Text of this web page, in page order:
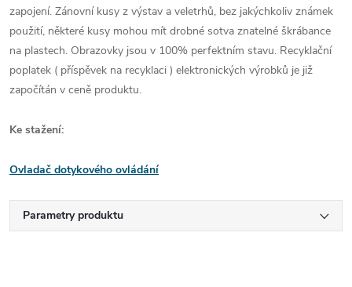
zapojení. Zánovní kusy z výstav a veletrhů, bez jakýchkoliv známek
použití, některé kusy mohou mít drobné sotva znatelné škrábance
na plastech. Obrazovky jsou v 100% perfektním stavu. Recyklační
poplatek ( příspěvek na recyklaci ) elektronických výrobků je již
započítán v ceně produktu.
Ke stažení:
Ovladač dotykového ovládání
Parametry produktu